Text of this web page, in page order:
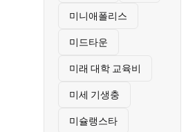
미니애폴리스
미드타운
미래 대학 교육비
미세 기생충
미슐랭스타